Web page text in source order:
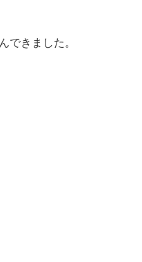
できました。